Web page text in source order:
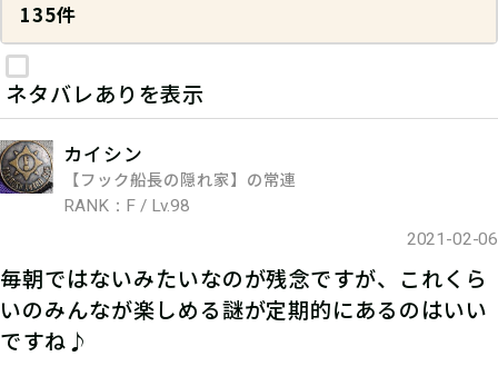
135件
ネタバレありを表示
カイシン
【フック船長の隠れ家】の常連
RANK：F / Lv.98
2021-02-06
毎朝ではないみたいなのが残念ですが、これくら
いのみんなが楽しめる謎が定期的にあるのはいい
ですね♪